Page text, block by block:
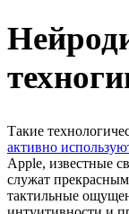
Такие
активно
Apple, известные
служат
тактильные